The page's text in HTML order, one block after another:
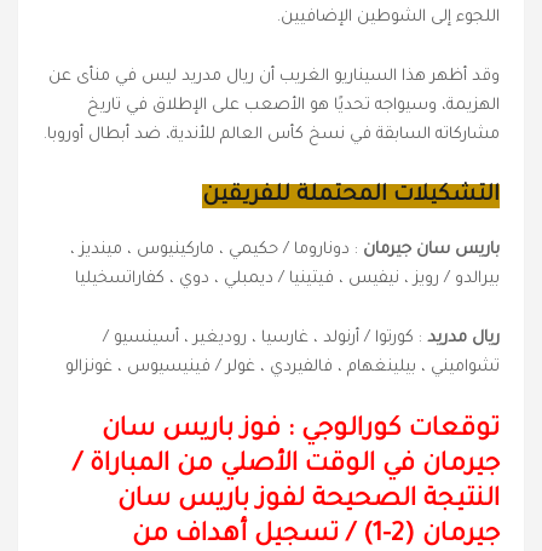
اللجوء إلى الشوطين الإضافيين.
وقد أظهر هذا السيناريو الغريب أن ريال مدريد ليس في منأى عن
الهزيمة، وسيواجه تحديًا هو الأصعب على الإطلاق في تاريخ
مشاركاته السابقة في نسخ كأس العالم للأندية، ضد أبطال أوروبا.
التشكيلات المحتملة للفريقين
باريس سان جيرمان : دوناروما / حكيمي ، ماركينيوس ، مينديز ،
بيرالدو / رويز ، نيفيس ، فيتينيا / ديمبلي ، دوي ، كفاراتسخيليا
ريال مدريد : كورتوا / أرنولد ، غارسيا ، روديغير ، أسينسيو /
تشواميني ، بيلينغهام ، فالفيردي ، غولر / فينيسيوس ، غونزالو
توقعات كورالوجي : فوز باريس سان
جيرمان في الوقت الأصلي من المباراة /
النتيجة الصحيحة لفوز باريس سان
جيرمان (2-1) / تسجيل أهداف من